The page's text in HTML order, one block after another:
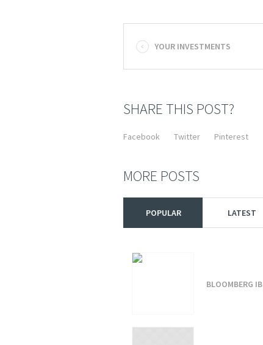
YOUR INVESTMENTS
SHARE THIS POST?
Facebook Twitter Pinterest
MORE POSTS
POPULAR LATEST
BLOOMBERG IB